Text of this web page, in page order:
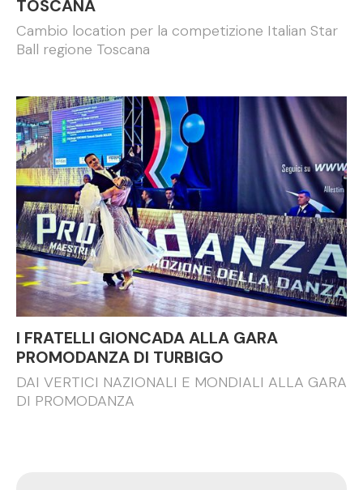
TOSCANA
Cambio location per la competizione Italian Star
Ball regione Toscana
I FRATELLI GIONCADA ALLA GARA
PROMODANZA DI TURBIGO
DAI VERTICI NAZIONALI E MONDIALI ALLA GARA
DI PROMODANZA